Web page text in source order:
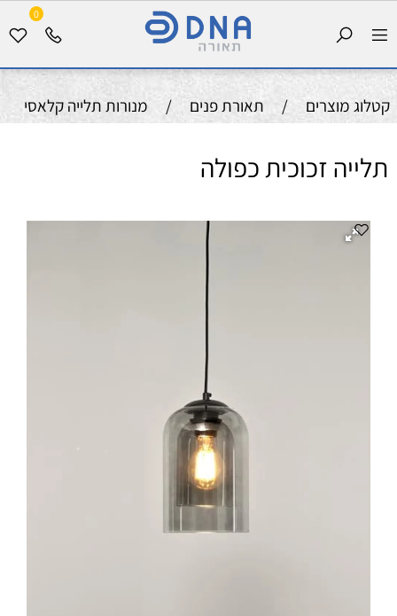
0
קטלוג מוצרים / תאורת פנים / מנורות תלייה קלאסי
תלייה זכוכית כפולה